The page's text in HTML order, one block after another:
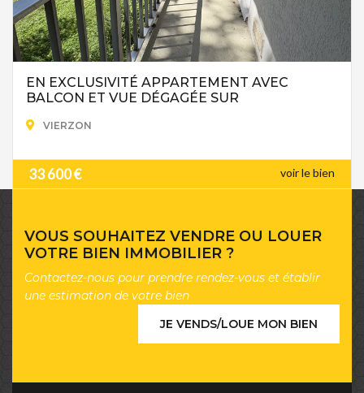
EN EXCLUSIVITÉ APPARTEMENT AVEC
BALCON ET VUE DÉGAGÉE SUR
VIERZON
33 600 € voir le bien
VOUS SOUHAITEZ VENDRE OU LOUER
VOTRE BIEN IMMOBILIER ?
Contactez-nous pour prendre rendez-vous et établir
une estimation de votre bien
JE VENDS/LOUE MON BIEN